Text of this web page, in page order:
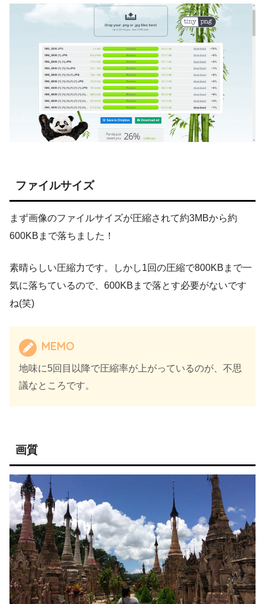
ファイルサイズ
まず画像のファイルサイズが圧縮されて約3MBから約
600KBまで落ちました！
素晴らしい圧縮力です。しかし1回の圧縮で800KBまで一
気に落ちているので、600KBまで落とす必要がないです
ね(笑)
MEMO
地味に5回目以降で圧縮率が上がっているのが、不思
議なところです。
画質